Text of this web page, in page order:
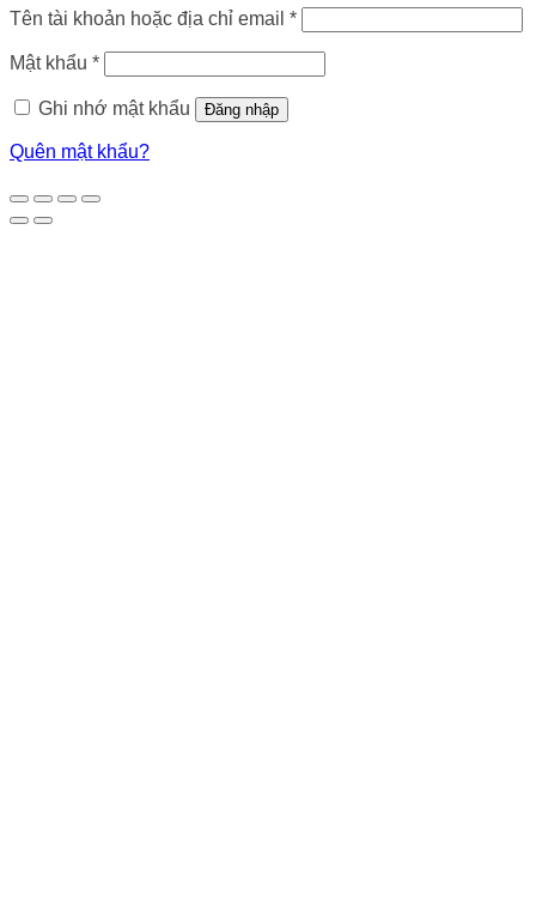
Tên tài khoản hoặc địa chỉ email *Bắt
buộc
Mật khẩu *Bắt
buộc
Ghi nhớ mật khẩu
Đăng nhập
Quên mật khẩu?